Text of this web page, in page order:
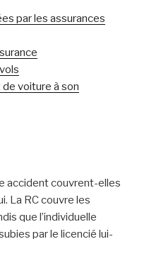
par les assurances
voiture à son
accident couvrent-elles
La RC couvre les
que l’individuelle
par le licencié lui-